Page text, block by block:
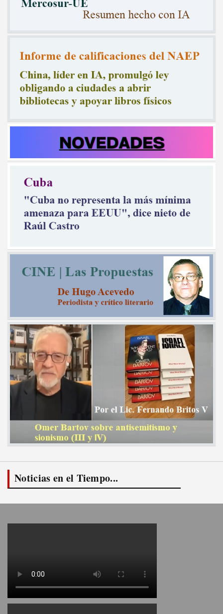
Noticias en el Tiempo...